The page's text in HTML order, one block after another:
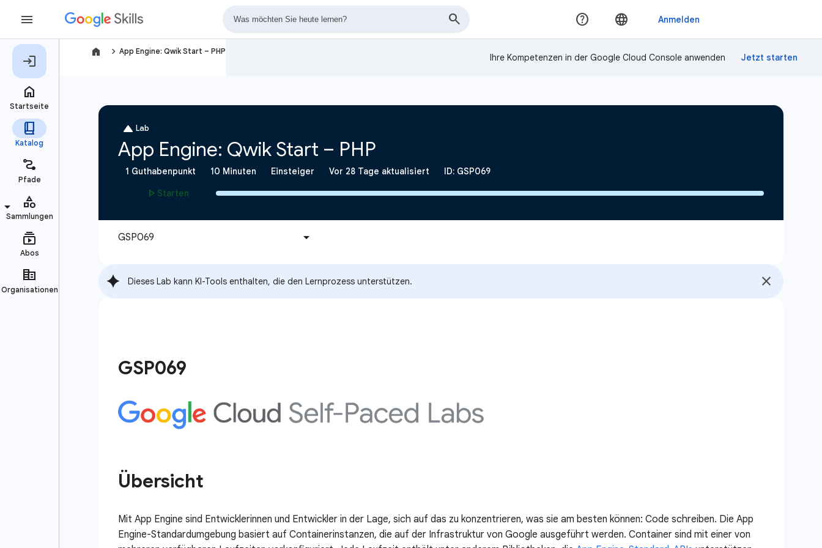
navigate_next App Engine: Qwik Start – PHP
Ihre Kompetenzen in der Google Cloud Console anwenden
Dieses Lab kann KI-Tools enthalten, die den Lernprozess unterstützen.
GSP069
Übersicht
Mit App Engine sind Entwicklerinnen und Entwickler in der Lage, sich auf das zu konzentrieren, was sie am besten können: Code schreiben. Die App
Engine-Standardumgebung basiert auf Containerinstanzen, die auf der Infrastruktur von Google ausgeführt werden. Container sind mit einer von